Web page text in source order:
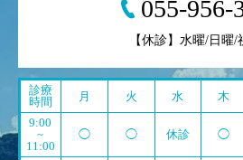
055-956-
【休診】水曜/日曜/
診療
時間
月 火 水 木
9:00
~
11:00
◯ ◯ 休診 ◯